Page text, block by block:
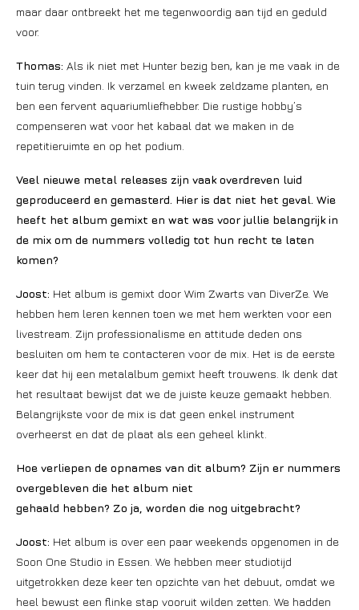
maar daar ontbreekt het me tegenwoordig aan tijd en geduld
voor.
Thomas: Als ik niet met Hunter bezig ben, kan je me vaak in de
tuin terug vinden. Ik verzamel en kweek zeldzame planten, en
ben een fervent aquariumliefhebber. Die rustige hobby’s
compenseren wat voor het kabaal dat we maken in de
repetitieruimte en op het podium.
Veel nieuwe metal releases zijn vaak overdreven luid
geproduceerd en gemasterd. Hier is dat niet het geval. Wie
heeft het album gemixt en wat was voor jullie belangrijk in
de mix om de nummers volledig tot hun recht te laten
komen?
Joost: Het album is gemixt door Wim Zwarts van DiverZe. We
hebben hem leren kennen toen we met hem werkten voor een
livestream. Zijn professionalisme en attitude deden ons
besluiten om hem te contacteren voor de mix. Het is de eerste
keer dat hij een metalalbum gemixt heeft trouwens. Ik denk dat
het resultaat bewijst dat we de juiste keuze gemaakt hebben.
Belangrijkste voor de mix is dat geen enkel instrument
overheerst en dat de plaat als een geheel klinkt.
Hoe verliepen de opnames van dit album? Zijn er nummers
overgebleven die het album niet
gehaald hebben? Zo ja, worden die nog uitgebracht?
Joost: Het album is over een paar weekends opgenomen in de
Soon One Studio in Essen. We hebben meer studiotijd
uitgetrokken deze keer ten opzichte van het debuut, omdat we
heel bewust een flinke stap vooruit wilden zetten. We hadden